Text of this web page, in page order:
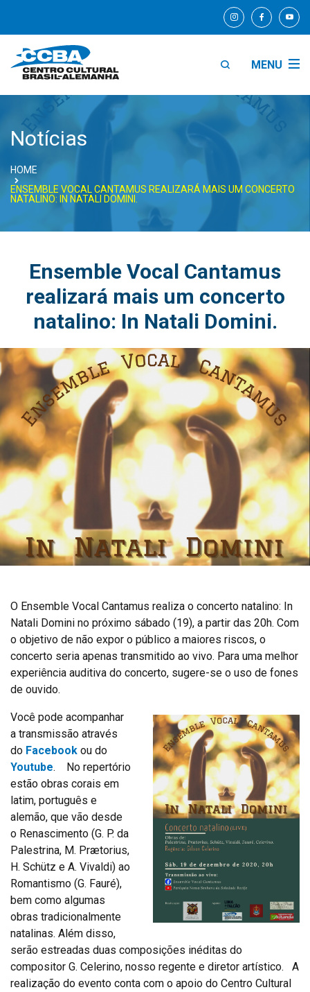
MENU
Notícias
HOME
ENSEMBLE VOCAL CANTAMUS REALIZARÁ MAIS UM CONCERTO
NATALINO: IN NATALI DOMINI.
Ensemble Vocal Cantamus
realizará mais um concerto
natalino: In Natali Domini.
O Ensemble Vocal Cantamus realiza o concerto natalino: In
Natali Domini no próximo sábado (19), a partir das 20h. Com
o objetivo de não expor o público a maiores riscos, o
concerto seria apenas transmitido ao vivo. Para uma melhor
experiência auditiva do concerto, sugere-se o uso de fones
de ouvido.
Você pode acompanhar
a transmissão através
do Facebook ou do
Youtube. No repertório
estão obras corais em
latim, português e
alemão, que vão desde
o Renascimento (G. P. da
Palestrina, M. Prætorius,
H. Schütz e A. Vivaldi) ao
Romantismo (G. Fauré),
bem como algumas
obras tradicionalmente
natalinas. Além disso,
serão estreadas duas composições inéditas do
compositor G. Celerino, nosso regente e diretor artístico. A
realização do evento conta com o apoio do Centro Cultural